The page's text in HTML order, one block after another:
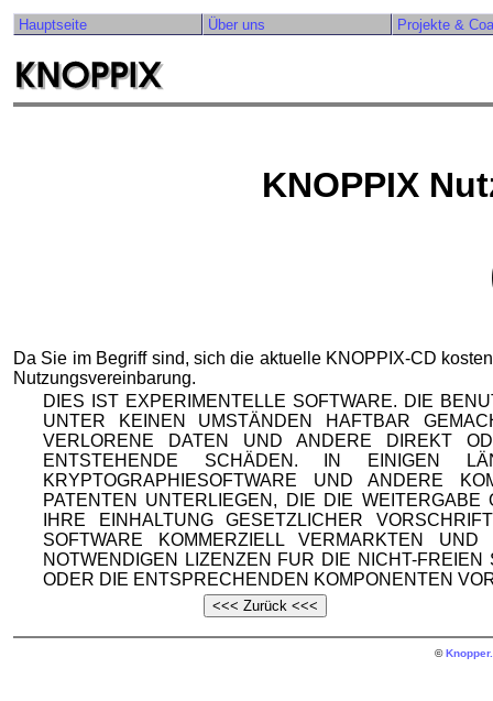
Hauptseite Über uns Projekte &
KNOPPIX
Da Sie im Begriff sind, sich die aktuelle KNOPPIX-CD
Nutzungsvereinbarung.
DIES IST EXPERIMENTELLE SOFTWARE. DIE
UNTER KEINEN UMSTÄNDEN HAFTBAR
VERLORENE DATEN UND ANDERE DIREKT
ENTSTEHENDE SCHÄDEN. IN EINIGEN
KRYPTOGRAPHIESOFTWARE UND ANDERE
PATENTEN UNTERLIEGEN, DIE DIE
IHRE EINHALTUNG GESETZLICHER
SOFTWARE KOMMERZIELL VERMARKTEN
NOTWENDIGEN LIZENZEN FUR DIE NICHT-
ODER DIE ENTSPRECHENDEN KOMPONENTEN
©